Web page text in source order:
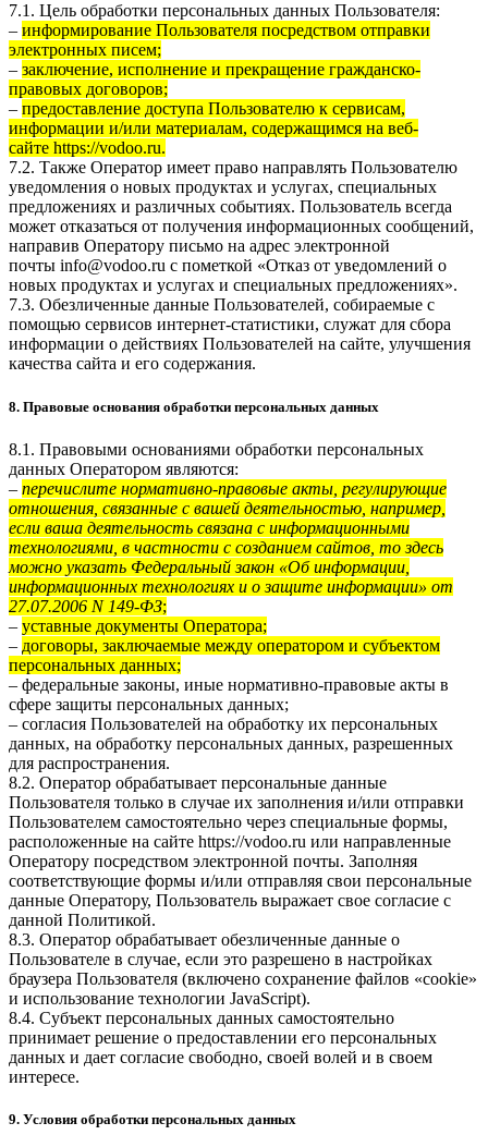
7.1. Цель обработки персональных данных Пользователя:
– информирование Пользователя посредством отправки
электронных писем;
– заключение, исполнение и прекращение гражданско-
правовых договоров;
– предоставление доступа Пользователю к сервисам,
информации и/или материалам, содержащимся на веб-
сайте https://vodoo.ru.
7.2. Также Оператор имеет право направлять Пользователю
уведомления о новых продуктах и услугах, специальных
предложениях и различных событиях. Пользователь всегда
может отказаться от получения информационных сообщений,
направив Оператору письмо на адрес электронной
почты info@vodoo.ru с пометкой «Отказ от уведомлений о
новых продуктах и услугах и специальных предложениях».
7.3. Обезличенные данные Пользователей, собираемые с
помощью сервисов интернет-статистики, служат для сбора
информации о действиях Пользователей на сайте, улучшения
качества сайта и его содержания.
8. Правовые основания обработки персональных данных
8.1. Правовыми основаниями обработки персональных
данных Оператором являются:
– перечислите нормативно-правовые акты, регулирующие
отношения, связанные с вашей деятельностью, например,
если ваша деятельность связана с информационными
технологиями, в частности с созданием сайтов, то здесь
можно указать Федеральный закон «Об информации,
информационных технологиях и о защите информации» от
27.07.2006 N 149-ФЗ;
– уставные документы Оператора;
– договоры, заключаемые между оператором и субъектом
персональных данных;
– федеральные законы, иные нормативно-правовые акты в
сфере защиты персональных данных;
– согласия Пользователей на обработку их персональных
данных, на обработку персональных данных, разрешенных
для распространения.
8.2. Оператор обрабатывает персональные данные
Пользователя только в случае их заполнения и/или отправки
Пользователем самостоятельно через специальные формы,
расположенные на сайте https://vodoo.ru или направленные
Оператору посредством электронной почты. Заполняя
соответствующие формы и/или отправляя свои персональные
данные Оператору, Пользователь выражает свое согласие с
данной Политикой.
8.3. Оператор обрабатывает обезличенные данные о
Пользователе в случае, если это разрешено в настройках
браузера Пользователя (включено сохранение файлов «cookie»
и использование технологии JavaScript).
8.4. Субъект персональных данных самостоятельно
принимает решение о предоставлении его персональных
данных и дает согласие свободно, своей волей и в своем
интересе.
9. Условия обработки персональных данных